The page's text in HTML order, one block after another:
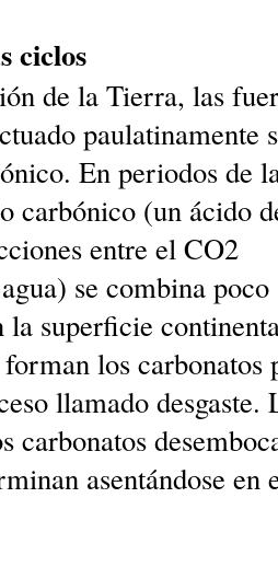
ciclos
de la Tierra, las
paulatinamente
En periodos de
carbónico (un ácido
entre el CO2
se combina poco
la su­perficie
los carbo­na­tos
llamado desgaste.
carbonatos
asentándose en